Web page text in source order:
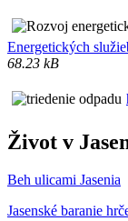
Energetických
68.23 kB
Život v
Beh ulicami Jasenia
Jasenské baranie